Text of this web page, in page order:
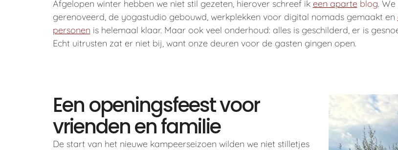
Afgelopen winter hebben we niet stil gezeten, hierover schreef ik een aparte blog.
gerenoveerd, de yogastudio gebouwd, werkplekken voor digital nomads gemaakt en
personen is helemaal klaar. Maar ook veel onderhoud: alles is geschilderd, er is
Echt uitrusten zat er niet bij, want onze deuren voor de gasten gingen open.
Een openingsfeest voor
vrienden en familie
De start van het nieuwe kampeerseizoen wilden we niet stilletjes